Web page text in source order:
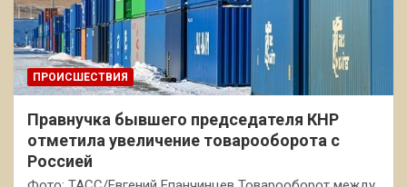
ПРОИСШЕСТВИЯ
Правнучка бывшего председателя КНР
отметила увеличение товарооборота с
Россией